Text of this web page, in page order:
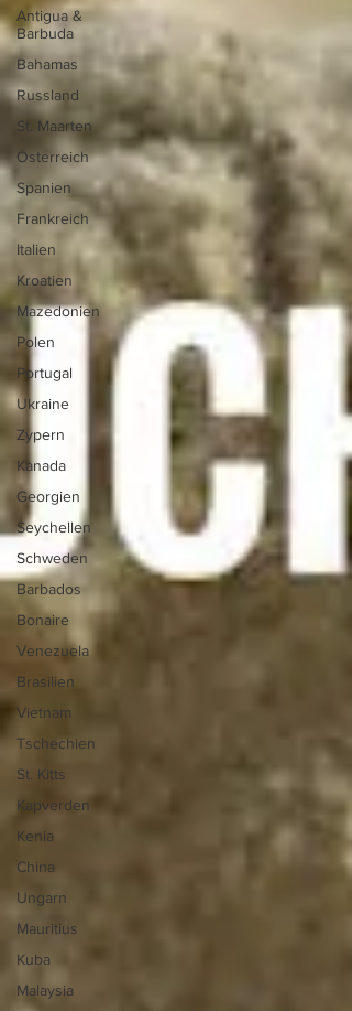
Antigua &
Barbuda
Bahamas
Russland
St. Maarten
Österreich
Spanien
Frankreich
Italien
Kroatien
Mazedonien
Polen
Portugal
Ukraine
Zypern
Kanada
Georgien
Seychellen
Schweden
Barbados
Bonaire
Venezuela
Brasilien
Vietnam
Tschechien
St. Kitts
Kapverden
Kenia
China
Ungarn
Mauritius
Kuba
Malaysia